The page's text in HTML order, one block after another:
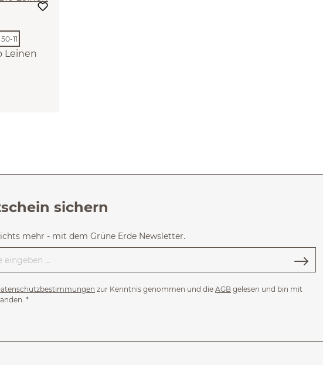
Leinen
nicht verfügbar.)
sichern
mehr - mit dem Grüne Erde Newsletter.
zur Kenntnis genommen und die AGB gelesen und bin mit
*